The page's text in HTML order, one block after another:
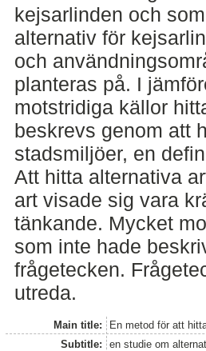
kejsarlinden och
alternativ för
och
planteras på. I
motstridiga källor
beskrevs genom att
stadsmiljöer, en
Att hitta alternativa
art visade sig vara
tänkande. Mycket
som inte hade
frågetecken.
utreda.
Main title:
En metod för att
Subtitle:
en studie om